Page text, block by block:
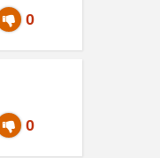
0
0